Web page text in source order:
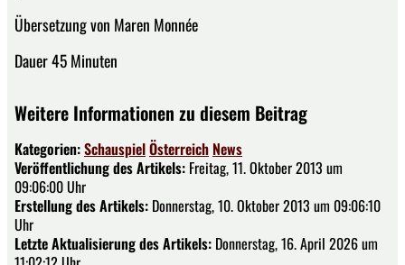
Übersetzung von Maren Monnée
Dauer 45 Minuten
Weitere Informationen zu diesem Beitrag
Kategorien:SchauspielÖsterreich News
Veröffentlichung des Artikels: Freitag, 11. Oktober 2013 um
09:06:00 Uhr
Erstellung des Artikels: Donnerstag, 10. Oktober 2013 um 09:06:10
Uhr
Letzte Aktualisierung des Artikels: Donnerstag, 16. April 2026 um